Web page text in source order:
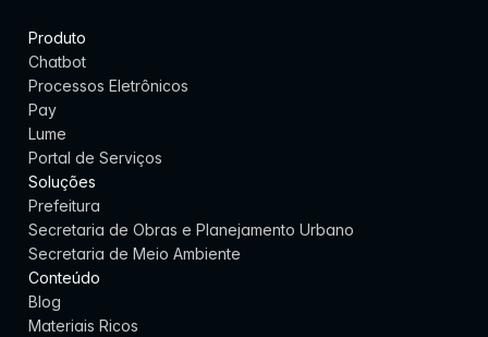
Produto
Chatbot
Processos Eletrônicos
Pay
Lume
Portal de Serviços
Soluções
Prefeitura
Secretaria de Obras e Planejamento Urbano
Secretaria de Meio Ambiente
Conteúdo
Blog
Materiais Ricos